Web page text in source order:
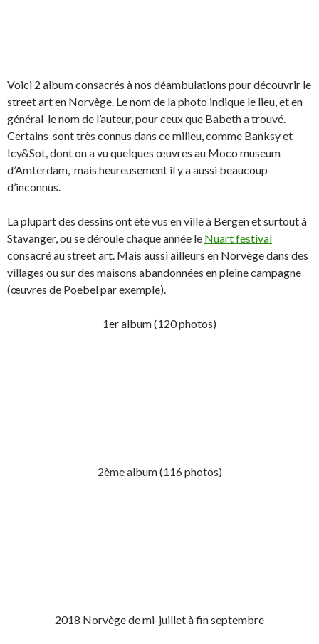
Voici 2 album consacrés à nos déambulations pour découvrir le
street art en Norvège. Le nom de la photo indique le lieu, et en
général le nom de l’auteur, pour ceux que Babeth a trouvé.
Certains sont très connus dans ce milieu, comme Banksy et
Icy&Sot, dont on a vu quelques œuvres au Moco museum
d’Amterdam, mais heureusement il y a aussi beaucoup
d’inconnus.
La plupart des dessins ont été vus en ville à Bergen et surtout à
Stavanger, ou se déroule chaque année le Nuart festival
consacré au street art. Mais aussi ailleurs en Norvège dans des
villages ou sur des maisons abandonnées en pleine campagne
(œuvres de Poebel par exemple).
1er album (120 photos)
2ème album (116 photos)
2018 Norvège de mi-juillet à fin septembre